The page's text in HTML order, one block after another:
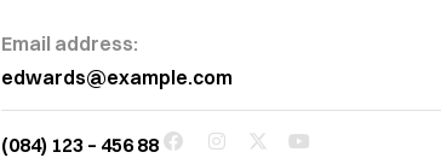
Email address:
edwards@example.com
(084) 123 – 456 88